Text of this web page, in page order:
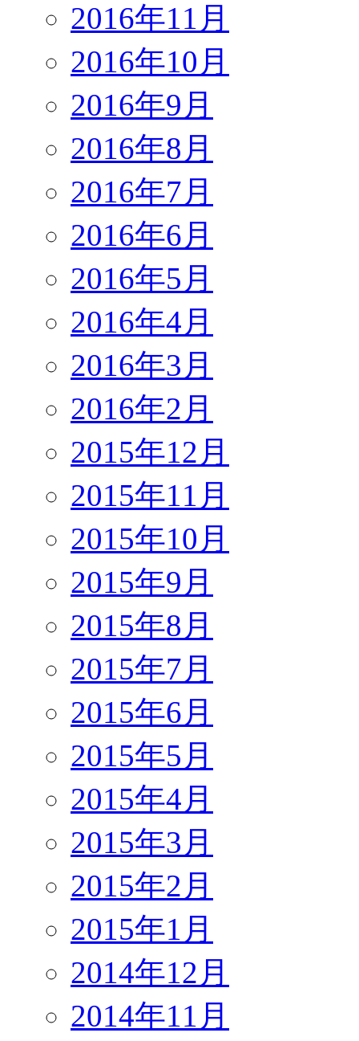
2016年11月
2016年10月
2016年9月
2016年8月
2016年7月
2016年6月
2016年5月
2016年4月
2016年3月
2016年2月
2015年12月
2015年11月
2015年10月
2015年9月
2015年8月
2015年7月
2015年6月
2015年5月
2015年4月
2015年3月
2015年2月
2015年1月
2014年12月
2014年11月